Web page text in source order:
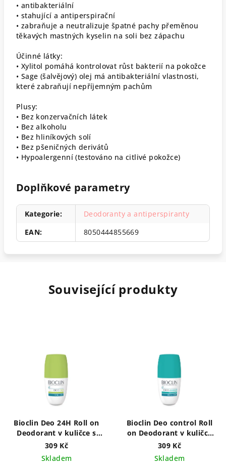
• antibakteriální
• stahující a antiperspirační
• zabraňuje a neutralizuje špatné pachy přeměnou
těkavých mastných kyselin na soli bez zápachu
Účinné látky:
• Xylitol pomáhá kontrolovat růst bakterií na pokožce
• Sage (šalvějový) olej má antibakteriální vlastnosti,
které zabraňují nepříjemným pachům
Plusy:
• Bez konzervačních látek
• Bez alkoholu
• Bez hliníkových solí
• Bez pšeničných derivátů
• Hypoalergenní (testováno na citlivé pokožce)
Doplňkové parametry
Kategorie:
Deodoranty a antiperspiranty
EAN: 8050444855669
Související produkty
Bioclin Deo 24H Roll on
Deodorant v kuličce s
jemnou parfemací 50 ml
309 Kč
Skladem
Bioclin Deo control Roll
on Deodorant v kuličce
proti nadměrnému pocení
50 ml
309 Kč
Skladem